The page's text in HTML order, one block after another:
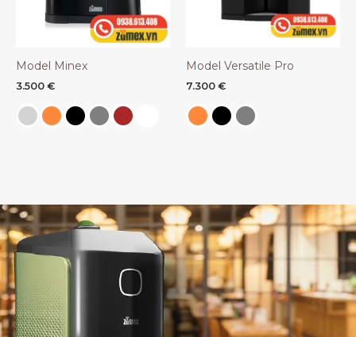
Model Minex
3.500 €
Model Versatile Pro
7.300 €